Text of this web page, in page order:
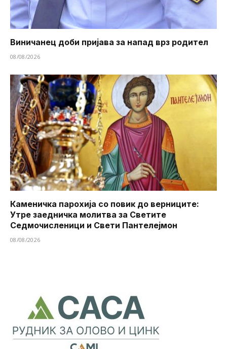
Виничанец доби пријава за напад врз родител
08/08/2026
Каменичка парохија со повик до верниците:
Утре заедничка молитва за Светите
Седмочисленици и Свети Пантелејмон
08/08/2026